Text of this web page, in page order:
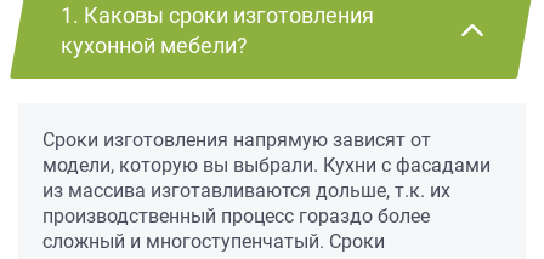
1. Каковы сроки изготовления
кухонной мебели?
Сроки изготовления напрямую зависят от
модели, которую вы выбрали. Кухни с фасадами
из массива изготавливаются дольше, т.к. их
производственный процесс гораздо более
сложный и многоступенчатый. Сроки